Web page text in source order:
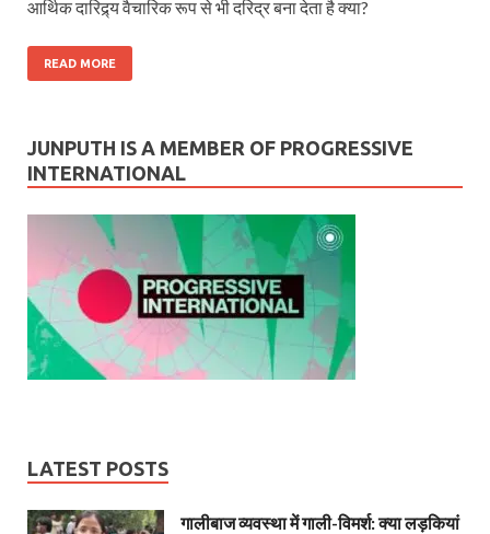
आर्थिक दारिद्र्य वैचारिक रूप से भी दरिद्र बना देता है क्या?
READ MORE
JUNPUTH IS A MEMBER OF PROGRESSIVE
INTERNATIONAL
LATEST POSTS
गालीबाज व्‍यवस्‍था में गाली-विमर्श: क्या लड़कियां